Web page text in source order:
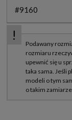
#9160